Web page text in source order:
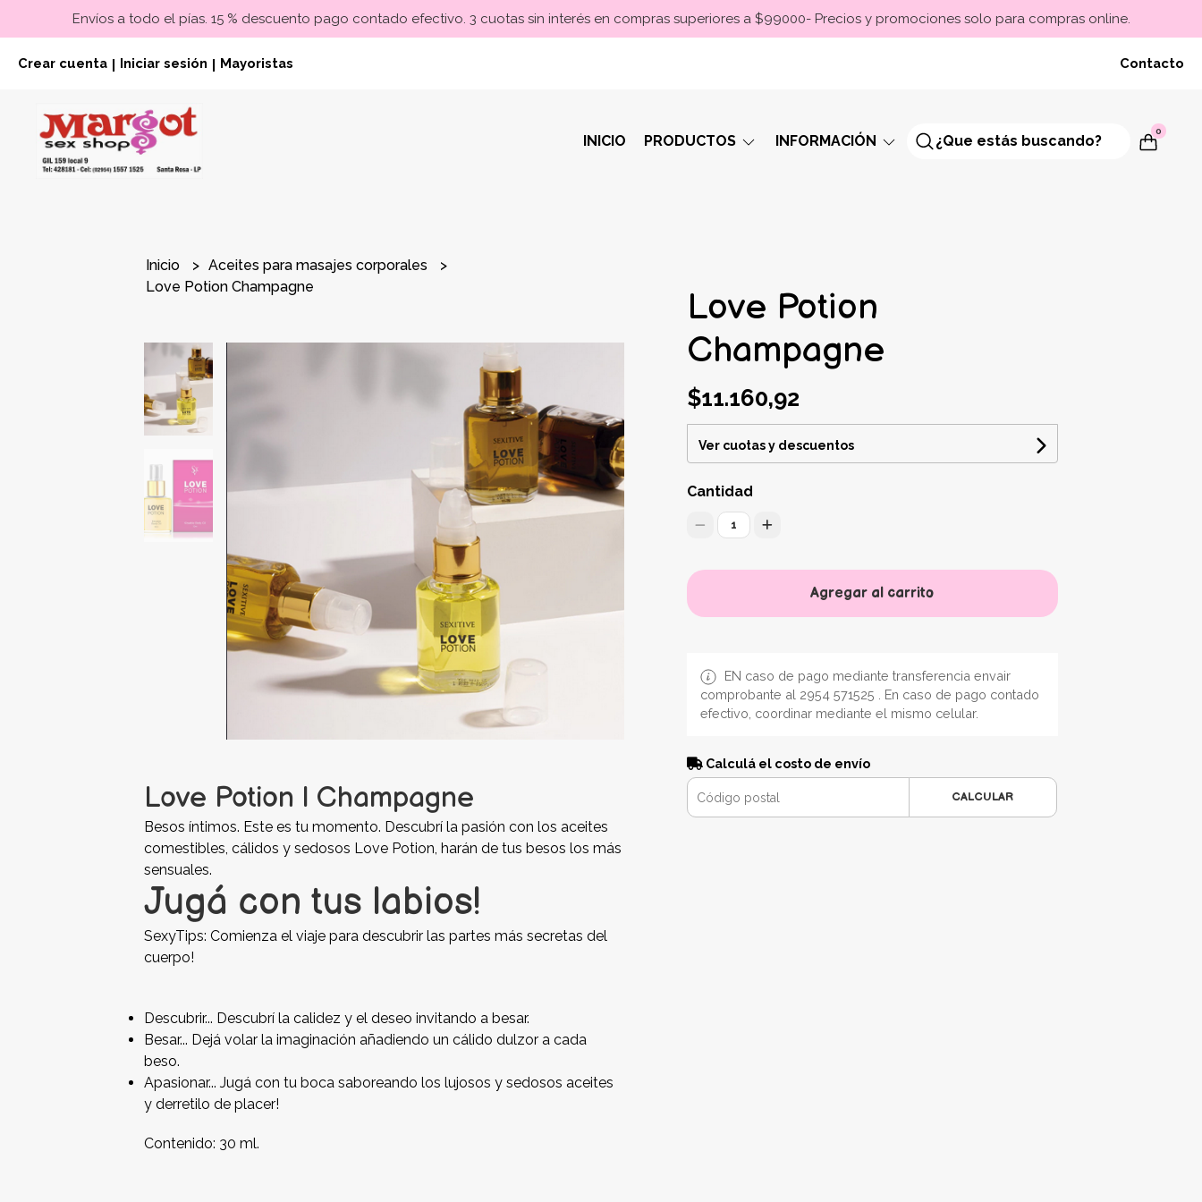
Envíos a todo el pías. 15 % descuento pago contado efectivo. 3 cuotas sin interés en compras superiores a $99000- Precios y promociones solo para compras online.
Crear cuenta Iniciar sesión Mayoristas Contacto
INICIO PRODUCTOS INFORMACIÓN
0
Inicio
Aceites para masajes corporales
Love Potion Champagne
Love Potion | Champagne
Besos íntimos. Este es tu momento. Descubrí la pasión con los aceites
comestibles, cálidos y sedosos Love Potion, harán de tus besos los más
sensuales.
Jugá con tus labios!
SexyTips: Comienza el viaje para descubrir las partes más secretas del
cuerpo!
Descubrir... Descubrí la calidez y el deseo invitando a besar.
Besar... Dejá volar la imaginación añadiendo un cálido dulzor a cada
beso.
Apasionar... Jugá con tu boca saboreando los lujosos y sedosos aceites
y derretilo de placer!
Contenido: 30 ml.
Love Potion
Champagne
$11.160,92
Ver cuotas y descuentos
Cantidad
1
Agregar al carrito
EN caso de pago mediante transferencia envair
comprobante al 2954 571525 . En caso de pago contado
efectivo, coordinar mediante el mismo celular.
Calculá el costo de envío
CALCULAR